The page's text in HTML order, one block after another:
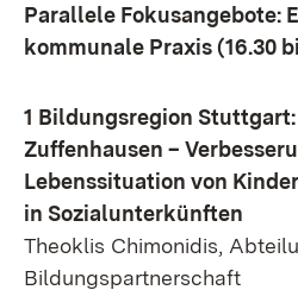
Parallele Fokusangebote:
kommunale Praxis (16.30
1 Bildungsregion
Zuffenhausen –
Lebenssituation von
in Sozialunterkünften
Theoklis Chimonidis,
Bildungspartnerschaft